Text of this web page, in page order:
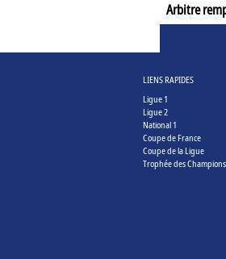
Arbitre
LIENS RAPIDES
Ligue 1
Ligue 2
National 1
Coupe de France
Coupe de la Ligue
Trophée des Champions